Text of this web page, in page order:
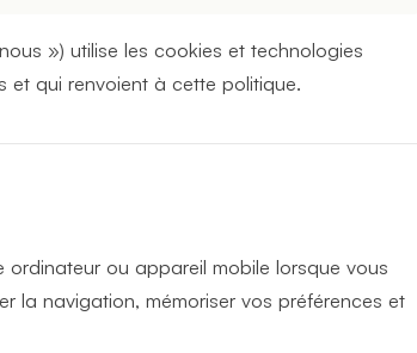
») utilise les cookies et technologies
et qui renvoient à cette politique.
ou appareil mobile lorsque vous
la navigation, mémoriser vos préférences et